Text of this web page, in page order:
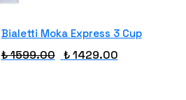
Bialetti Moka Express 3 Cup
₺ 1599.00 ₺ 1429.00